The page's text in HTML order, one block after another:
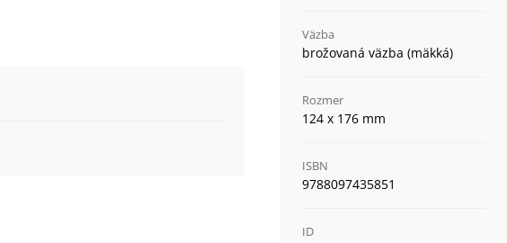
Väzba
brožovaná väzba (mäkká)
Rozmer
124 x 176 mm
ISBN
9788097435851
ID